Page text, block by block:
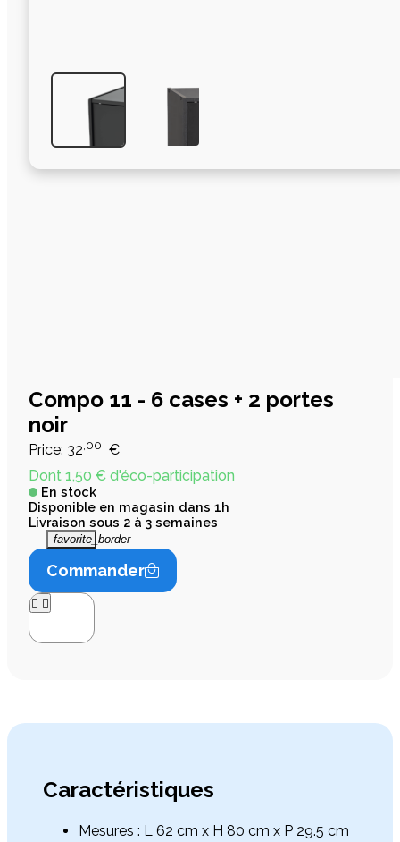
Compo 11 - 6 cases + 2 portes
noir
Price: 32 ,00 €
Dont 1,50 € d'éco-participation
En stock
Disponible en magasin dans 1h
Livraison sous 2 à 3 semaines
favorite_border
Commander
 
Caractéristiques
Mesures : L 62 cm x H 80 cm x P 29.5 cm